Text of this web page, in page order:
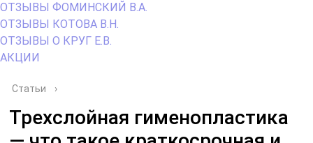
ОТЗЫВЫ ФОМИНСКИЙ В.А.
ОТЗЫВЫ КОТОВА В.Н.
ОТЗЫВЫ О КРУГ Е.В.
АКЦИИ
Статьи ›
Трехслойная гименопластика